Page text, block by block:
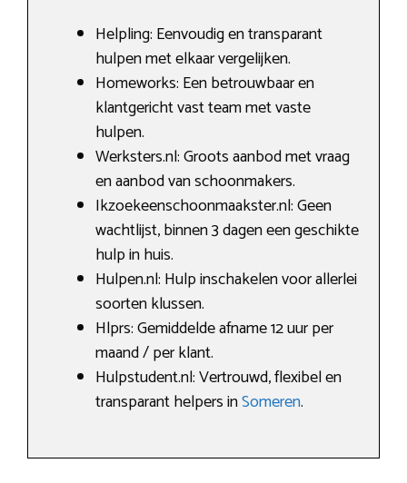
Helpling: Eenvoudig en transparant
hulpen met elkaar vergelijken.
Homeworks: Een betrouwbaar en
klantgericht vast team met vaste
hulpen.
Werksters.nl: Groots aanbod met vraag
en aanbod van schoonmakers.
Ikzoekeenschoonmaakster.nl: Geen
wachtlijst, binnen 3 dagen een geschikte
hulp in huis.
Hulpen.nl: Hulp inschakelen voor allerlei
soorten klussen.
Hlprs: Gemiddelde afname 12 uur per
maand / per klant.
Hulpstudent.nl: Vertrouwd, flexibel en
transparant helpers inSomeren.